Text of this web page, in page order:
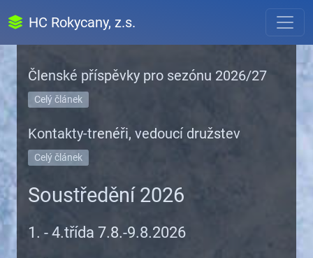
HC Rokycany, z.s.
Členské příspěvky pro sezónu 2026/27
Celý článek
Kontakty-trenéři, vedoucí družstev
Celý článek
Soustředění 2026
1. - 4.třída 7.8.-9.8.2026